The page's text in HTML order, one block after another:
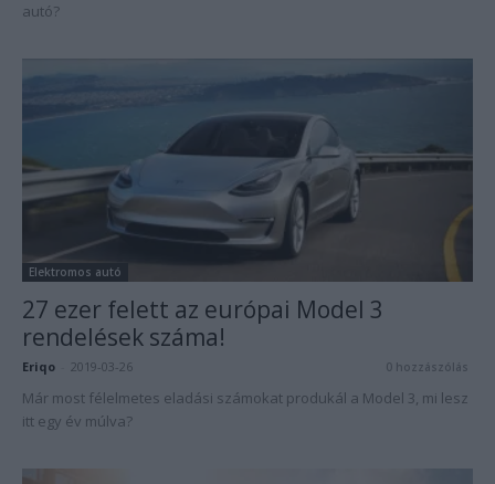
autó?
Elektromos autó
27 ezer felett az európai Model 3
rendelések száma!
Eriqo 2019-03-26 0 hozzászólás
Már most félelmetes eladási számokat produkál a Model 3, mi lesz
itt egy év múlva?